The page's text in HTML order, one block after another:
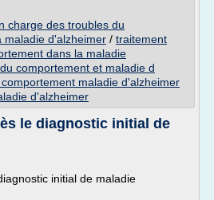
charge des troubles du
maladie d'alzheimer / traitement
dans la maladie
comportement et maladie d
maladie d'alzheimer
d'alzheimer
le diagnostic initial de
initial de maladie